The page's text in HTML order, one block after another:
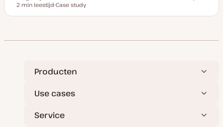
Leestijd
2 min leestijd
o
Case study
Producten
Use cases
Service